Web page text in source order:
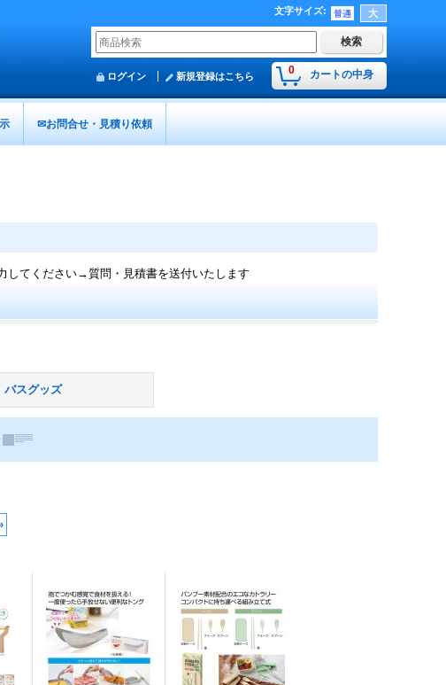
文字サイズ:
0 カートの中身
ログイン 新規登録はこちら
✉お問合せ・見積り依頼
してください→質問・見積書を送付いたします
バスグッズ